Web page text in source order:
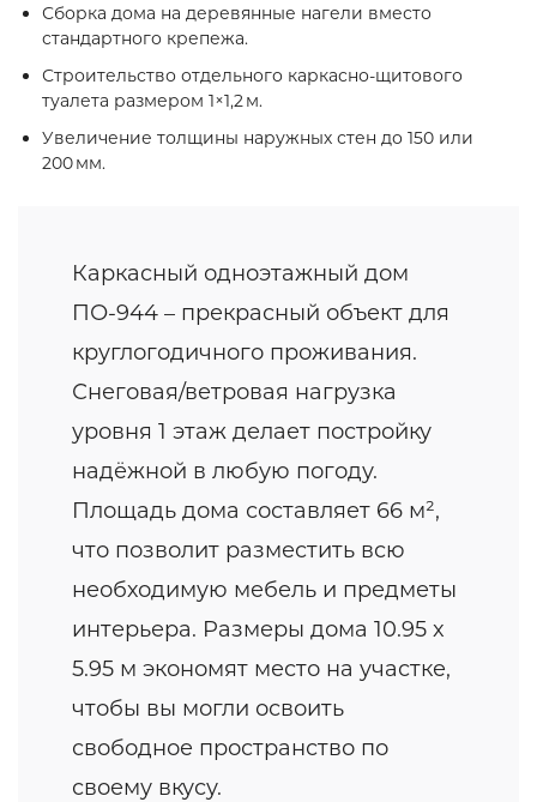
Сборка дома на деревянные нагели вместо
стандартного крепежа.
Строительство отдельного каркасно‑щитового
туалета размером 1×1,2 м.
Увеличение толщины наружных стен до 150 или
200 мм.
Каркасный одноэтажный дом
ПО-944 – прекрасный объект для
круглогодичного проживания.
Снеговая/ветровая нагрузка
уровня 1 этаж делает постройку
надёжной в любую погоду.
Площадь дома составляет 66 м²,
что позволит разместить всю
необходимую мебель и предметы
интерьера. Размеры дома 10.95 x
5.95 м экономят место на участке,
чтобы вы могли освоить
свободное пространство по
своему вкусу.